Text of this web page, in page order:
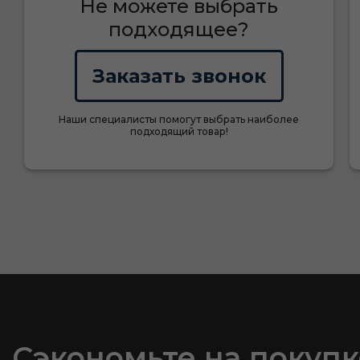
Не можете выбрать
подходящее?
Заказать звонок
Наши специалисты помогут выбрать наиболее
подходящий товар!